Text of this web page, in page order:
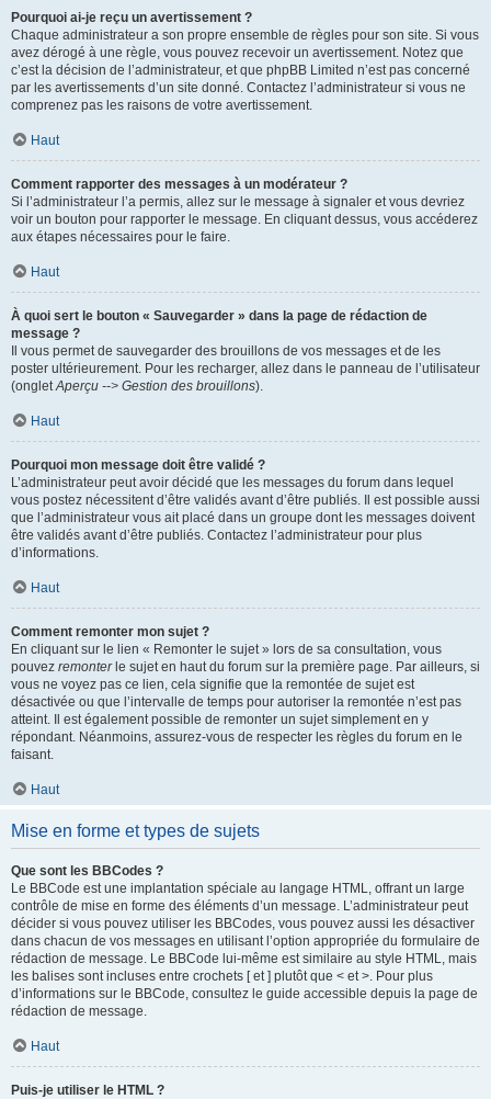
Pourquoi ai-je reçu un avertissement ?
Chaque administrateur a son propre ensemble de règles pour son site. Si vous
avez dérogé à une règle, vous pouvez recevoir un avertissement. Notez que
c’est la décision de l’administrateur, et que phpBB Limited n’est pas concerné
par les avertissements d’un site donné. Contactez l’administrateur si vous ne
comprenez pas les raisons de votre avertissement.
Haut
Comment rapporter des messages à un modérateur ?
Si l’administrateur l’a permis, allez sur le message à signaler et vous devriez
voir un bouton pour rapporter le message. En cliquant dessus, vous accéderez
aux étapes nécessaires pour le faire.
Haut
À quoi sert le bouton « Sauvegarder » dans la page de rédaction de
message ?
Il vous permet de sauvegarder des brouillons de vos messages et de les
poster ultérieurement. Pour les recharger, allez dans le panneau de l’utilisateur
(ongletAperçu --> Gestion des brouillons).
Haut
Pourquoi mon message doit être validé ?
L’administrateur peut avoir décidé que les messages du forum dans lequel
vous postez nécessitent d’être validés avant d’être publiés. Il est possible aussi
que l’administrateur vous ait placé dans un groupe dont les messages doivent
être validés avant d’être publiés. Contactez l’administrateur pour plus
d’informations.
Haut
Comment remonter mon sujet ?
En cliquant sur le lien « Remonter le sujet » lors de sa consultation, vous
pouvez remonterle sujet en haut du forum sur la première page. Par ailleurs, si
vous ne voyez pas ce lien, cela signifie que la remontée de sujet est
désactivée ou que l’intervalle de temps pour autoriser la remontée n’est pas
atteint. Il est également possible de remonter un sujet simplement en y
répondant. Néanmoins, assurez-vous de respecter les règles du forum en le
faisant.
Haut
Mise en forme et types de sujets
Que sont les BBCodes ?
Le BBCode est une implantation spéciale au langage HTML, offrant un large
contrôle de mise en forme des éléments d’un message. L’administrateur peut
décider si vous pouvez utiliser les BBCodes, vous pouvez aussi les désactiver
dans chacun de vos messages en utilisant l’option appropriée du formulaire de
rédaction de message. Le BBCode lui-même est similaire au style HTML, mais
les balises sont incluses entre crochets [ et ] plutôt que < et >. Pour plus
d’informations sur le BBCode, consultez le guide accessible depuis la page de
rédaction de message.
Haut
Puis-je utiliser le HTML ?